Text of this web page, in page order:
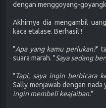
dengan menggoyang-
Akhirnya dia mengambil
kaca etalase. Berhasil !
"Apa yang kamu perlukan?"
suara marah. "Saya sedang
"Tapi, saya ingin berbicara
Sally menjawab dengan nada
ingin membeli keajaiban."